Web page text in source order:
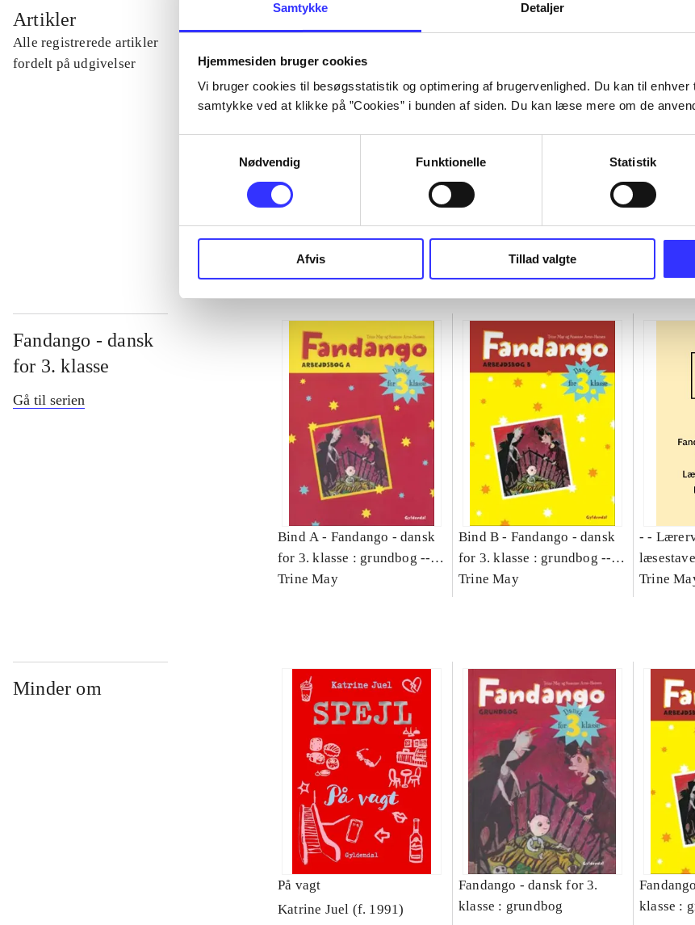
Samtykke Detaljer
Hjemmesiden bruger cookies
Vi bruger cookies til besøgsstatistik og optimering af brugervenlighed. Du kan til
samtykke ved at klikke på ”Cookies” i bunden af siden. Du kan læse mere om de
Nødvendig
Funktionelle Statistik
Afvis Tillad valgte
Artikler
Alle registrerede artikler
fordelt på udgivelser
...
...
...
...
Fandango - dansk
for 3. klasse
Gå til serien
Bind A - Fandango - dansk
for 3. klasse : grundbog --
Arbejdsbog. Bind A
Trine May
Bind B - Fandango - dansk
for 3. klasse : grundbog --
Arbejdsbog. Bind B
Trine May
- -
dansk for
Trine
Minder om
På vagt
Katrine Juel (f. 1991)
Fandango - dansk for 3.
klasse : grundbog
klasse :